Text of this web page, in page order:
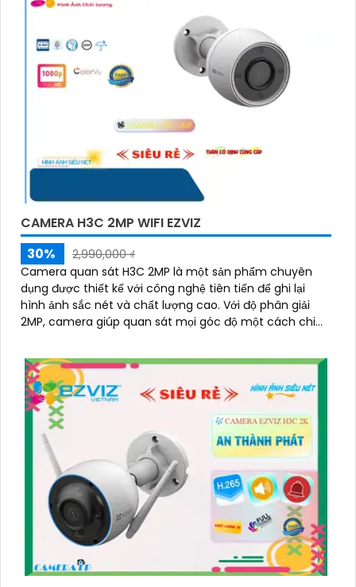
CAMERA H3C 2MP WIFI EZVIZ
30%
2,990,000 ₫
Camera quan sát H3C 2MP là một sản phẩm chuyên
dụng được thiết kế với công nghệ tiên tiến để ghi lại
hình ảnh sắc nét và chất lượng cao. Với độ phân giải
2MP, camera giúp quan sát mọi góc độ một cách chi